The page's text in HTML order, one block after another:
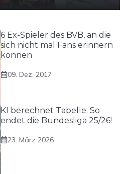
6 Ex-Spieler des BVB, an die
sich nicht mal Fans erinnern
können
09. Dez. 2017
KI berechnet Tabelle: So
endet die Bundesliga 25/26!
23. März 2026